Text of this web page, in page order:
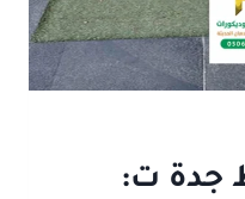
جدة ت: